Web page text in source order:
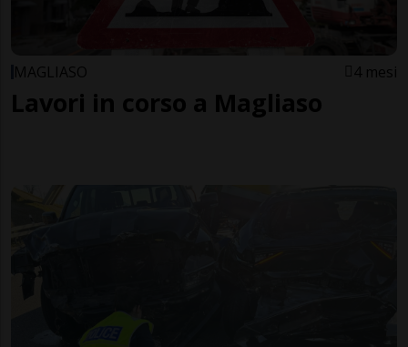
MAGLIASO 4 mesi
Lavori in corso a Magliaso